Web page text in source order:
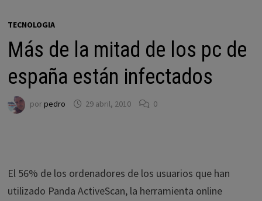
TECNOLOGIA
Más de la mitad de los pc de
españa están infectados
porpedro 29 abril, 2010 0
El 56% de los ordenadores de los usuarios que han
utilizado Panda ActiveScan, la herramienta online